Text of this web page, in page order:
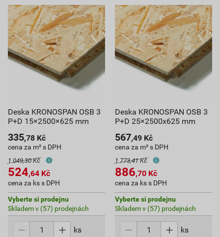
Deska KRONOSPAN OSB 3
P+D 15×2500×625 mm
335,78 Kč
cena za m² s DPH
1 049,30 Kč
524,64 Kč
cena za ks s DPH
Vyberte si prodejnu
Skladem v (57) prodejnách
ks
Deska KRONOSPAN OSB 3
P+D 25×2500x625 mm
567,49 Kč
cena za m² s DPH
1 773,41 Kč
886,70 Kč
cena za ks s DPH
Vyberte si prodejnu
Skladem v (57) prodejnách
ks